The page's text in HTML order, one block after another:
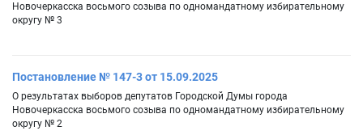
Новочеркасска восьмого созыва по одномандатному избирательному
округу № 3
Постановление № 147-3 от 15.09.2025
О результатах выборов депутатов Городской Думы города
Новочеркасска восьмого созыва по одномандатному избирательному
округу № 2